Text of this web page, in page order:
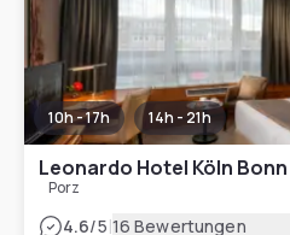
10h - 17h 14h - 21h
Leonardo Hotel Köln
Porz
4.6/5|16 Bewertungen